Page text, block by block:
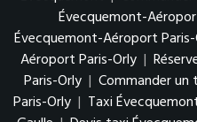
Évecquemont-
Évecquemont-Aéroport
Aéroport Paris-Orly |
Paris-Orly | Commander
Paris-Orly | Taxi